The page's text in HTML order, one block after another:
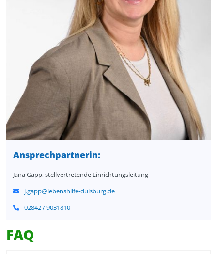
Ansprechpartnerin:
Jana Gapp, stellvertretende Einrichtungsleitung
j.gapp@lebenshilfe-duisburg.de
02842 / 9031810
FAQ